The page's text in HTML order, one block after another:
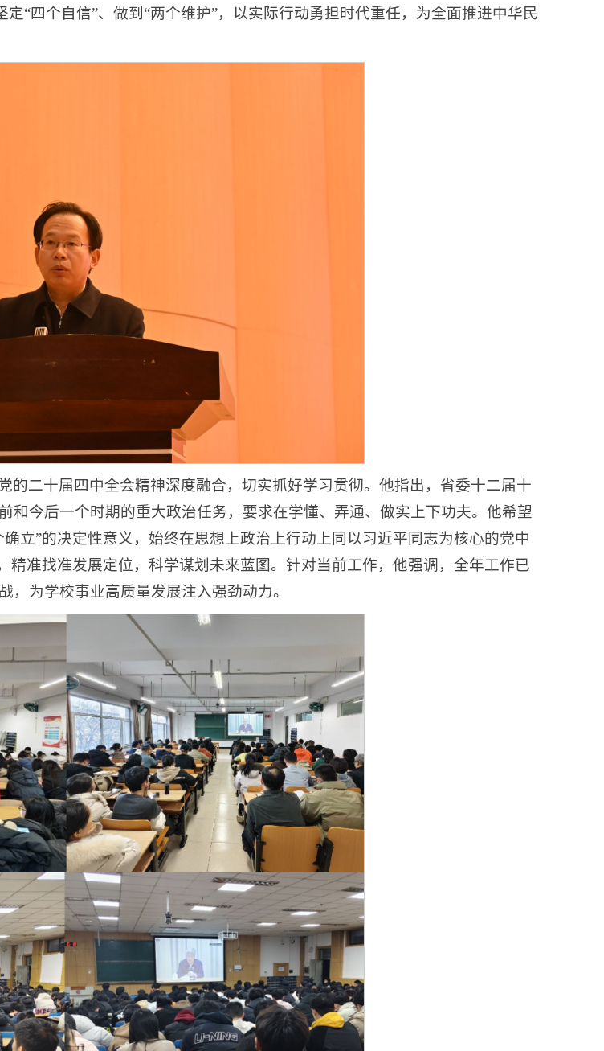
“四个自信”、做到“两个维护”，以实际行动勇担时代重任，为全面推进中华民
的二十届四中全会精神深度融合，切实抓好学习贯彻。他指出，省委十二届十
今后一个时期的重大政治任务，要求在学懂、弄通、做实上下功夫。他希望
立”的决定性意义，始终在思想上政治上行动上同以习近平同志为核心的党中
精准找准发展定位，科学谋划未来蓝图。针对当前工作，他强调，全年工作已
为学校事业高质量发展注入强劲动力。